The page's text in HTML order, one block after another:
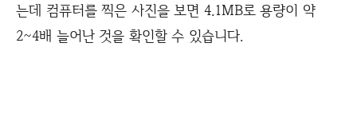
는데 컴퓨터를 찍은 사진을 보면 4.1MB로 용량이 약
2~4배 늘어난 것을 확인할 수 있습니다.